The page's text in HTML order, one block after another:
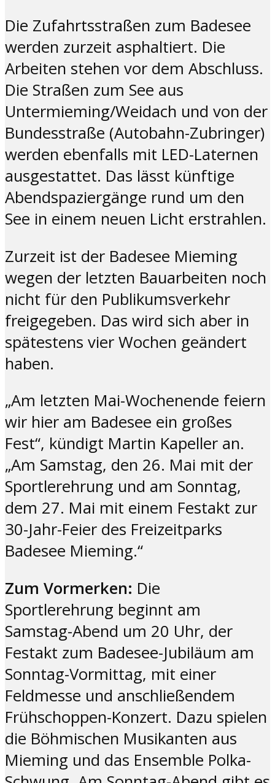
Die Zufahrtsstraßen zum Badesee
werden zurzeit asphaltiert. Die
Arbeiten stehen vor dem Abschluss.
Die Straßen zum See aus
Untermieming/Weidach und von der
Bundesstraße (Autobahn-Zubringer)
werden ebenfalls mit LED-Laternen
ausgestattet. Das lässt künftige
Abendspaziergänge rund um den
See in einem neuen Licht erstrahlen.
Zurzeit ist der Badesee Mieming
wegen der letzten Bauarbeiten noch
nicht für den Publikumsverkehr
freigegeben. Das wird sich aber in
spätestens vier Wochen geändert
haben.
„Am letzten Mai-Wochenende feiern
wir hier am Badesee ein großes
Fest“, kündigt Martin Kapeller an.
„Am Samstag, den 26. Mai mit der
Sportlerehrung und am Sonntag,
dem 27. Mai mit einem Festakt zur
30-Jahr-Feier des Freizeitparks
Badesee Mieming.“
Zum Vormerken: Die
Sportlerehrung beginnt am
Samstag-Abend um 20 Uhr, der
Festakt zum Badesee-Jubiläum am
Sonntag-Vormittag, mit einer
Feldmesse und anschließendem
Frühschoppen-Konzert. Dazu spielen
die Böhmischen Musikanten aus
Mieming und das Ensemble Polka-